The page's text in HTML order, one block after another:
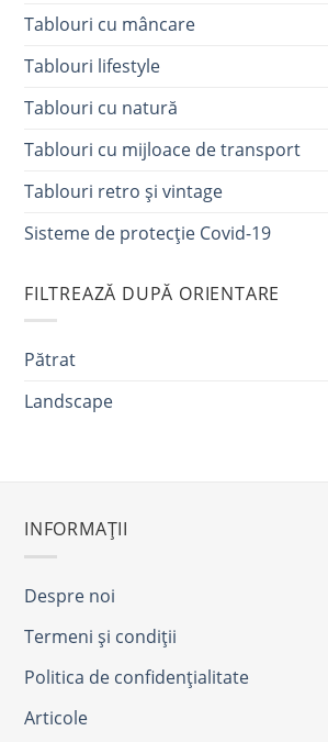
Tablouri cu mâncare
Tablouri lifestyle
Tablouri cu natură
Tablouri cu mijloace de transport
Tablouri retro și vintage
Sisteme de protecție Covid-19
FILTREAZĂ DUPĂ ORIENTARE
Pătrat
Landscape
INFORMAȚII
Despre noi
Termeni și condiții
Politica de confidențialitate
Articole